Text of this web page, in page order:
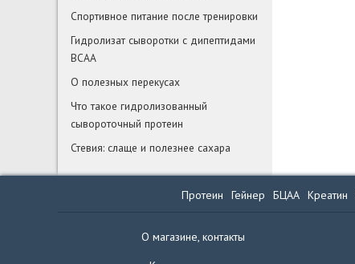
Спортивное питание после тренировки
Гидролизат сыворотки с дипептидами
BCAA
О полезных перекусах
Что такое гидролизованный
сывороточный протеин
Стевия: слаще и полезнее сахара
Протеин Гейнер БЦАА Креатин
О магазине, контакты